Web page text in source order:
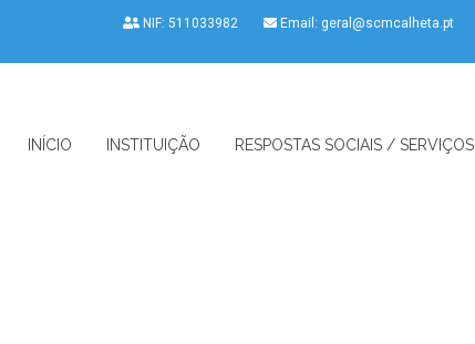
NIF: 511033982 Email: geral@scmcalheta.pt
INÍCIO INSTITUIÇÃO RESPOSTAS SOCIAIS / SERVIÇOS